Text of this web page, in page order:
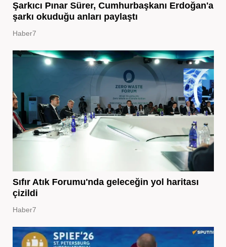
Şarkıcı Pınar Sürer, Cumhurbaşkanı Erdoğan'a
şarkı okuduğu anları paylaştı
Haber7
Sıfır Atık Forumu'nda geleceğin yol haritası
çizildi
Haber7